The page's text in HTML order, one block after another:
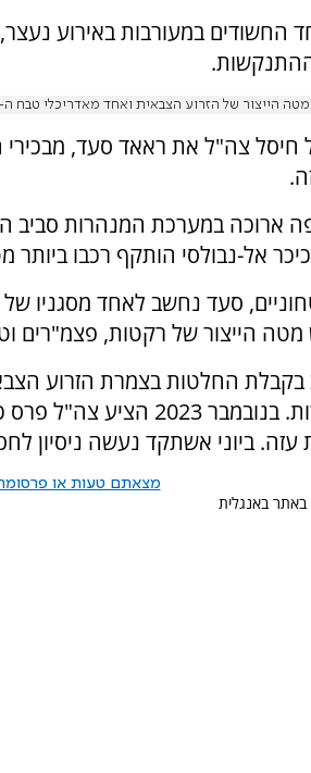
החשודים במעורבות באירוע
ההתנקשות.
של הזרוע הצבאית ואחד מאדריכלי טבח ה-7 באוקטובר, ראא׳ד
חיסל צה"ל את ראאד סעד,
ארוכה במערכת המנהרות סביב
אל-נבולסי הותקף רכבו
סעד נחשב לאחד מסגניו
הייצור של רקטות, פצמ"רים
החלטות בצמרת הזרוע
ביוני אשתקד נעשה ניסיון
מצאתם טעות או פרסומת
באנגלית